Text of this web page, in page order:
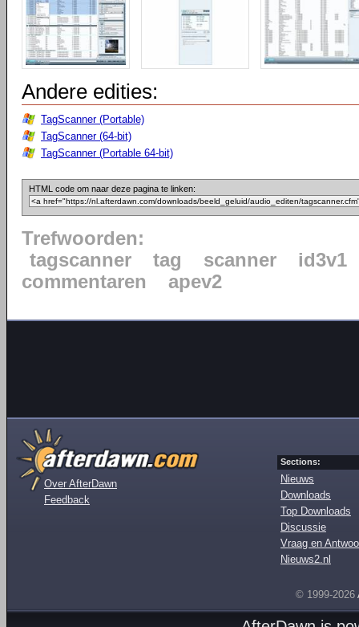
Andere edities:
TagScanner (Portable)
TagScanner (64-bit)
TagScanner (Portable 64-bit)
HTML code om naar deze pagina te linken:
Trefwoorden:
tagscanner
tag scanner
id3v1
commentaren
apev2
Over AfterDawn
Feedback
Sections:
Nieuws
Downloads
Top Downloads
Discussie
Vraag en
Nieuws2.nl
© 1999-2026